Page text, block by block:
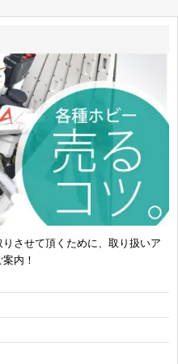
Stock
076513022174
031445076459
031445074561
090733066046
031445041440
031445041327
Home Depot
ションVII
4950344242573
させて頂くために、取り扱いア
内！